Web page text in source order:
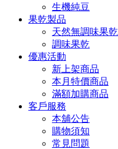
生機純豆
果乾製品
天然無調味果乾
調味果乾
優惠活動
新上架商品
本月特價商品
滿額加購商品
客戶服務
本舖公告
購物須知
常見問題